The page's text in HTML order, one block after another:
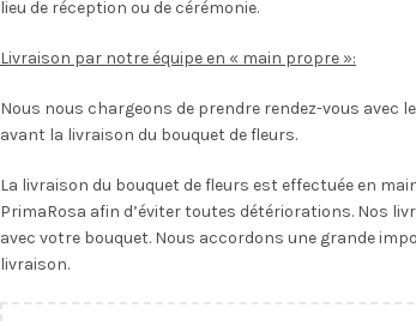
lieu de réception ou de cérémonie.
Livraison par notre équipe en « main propre »:
Nous nous chargeons de prendre rendez-vous avec
avant la livraison du bouquet de fleurs.
La livraison du bouquet de fleurs est effectuée en
PrimaRosa afin d’éviter toutes détériorations. Nos
avec votre bouquet. Nous accordons une grande
livraison.